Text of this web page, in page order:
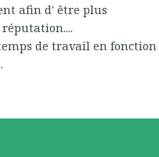
afin d' être plus
de travail en fonction